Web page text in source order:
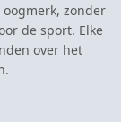
zonder
de sport. Elke
over het